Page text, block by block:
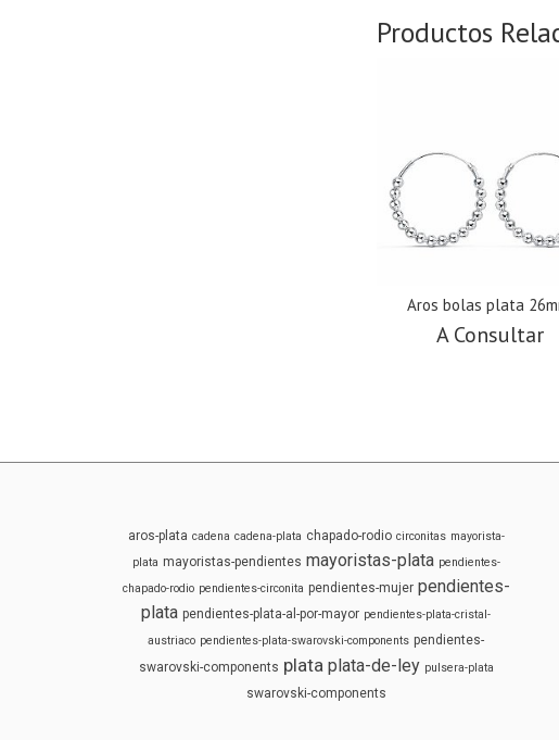
Productos
Aros bolas plata
A Consultar
aros-plata cadena cadena-plata chapado-rodio circonitas mayorista-
plata mayoristas-pendientes mayoristas-plata pendientes-
chapado-rodio pendientes-circonita pendientes-mujer pendientes-
plata pendientes-plata-al-por-mayor pendientes-plata-cristal-
austriaco pendientes-plata-swarovski-components pendientes-
swarovski-components plata plata-de-ley pulsera-plata
swarovski-components